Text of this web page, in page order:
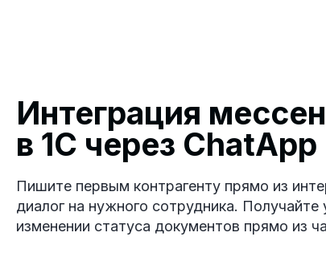
Интеграция
в 1С через ChatApp
Пишите первым контрагенту прямо из
диалог на нужного сотрудника.
изменении статуса документов прямо из